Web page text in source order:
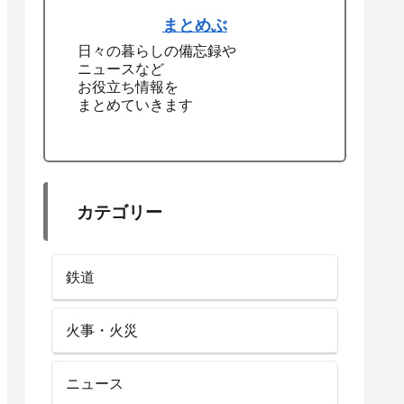
まとめぶ
日々の暮らしの備忘録や
ニュースなど
お役立ち情報を
まとめていきます
カテゴリー
鉄道
火事・火災
ニュース